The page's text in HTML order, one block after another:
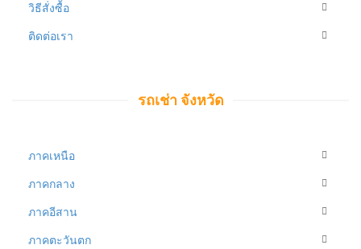
วิธีสั่งซื้อ
ติดต่อเรา
รถเช่า จังหวัด
ภาคเหนือ
ภาคกลาง
ภาคอีสาน
ภาคตะวันตก